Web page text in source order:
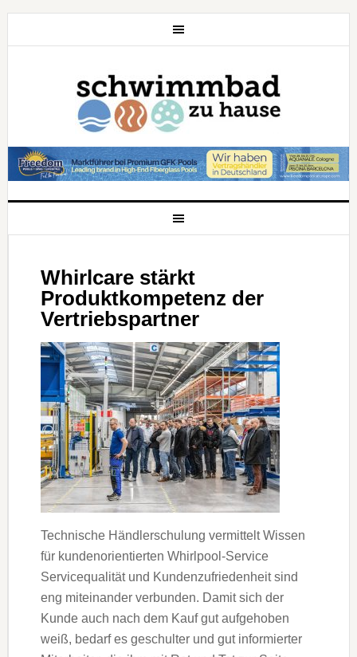
Whirlcare stärkt
Produktkompetenz der
Vertriebspartner
Technische Händlerschulung vermittelt Wissen
für kundenorientierten Whirlpool-Service
Servicequalität und Kundenzufriedenheit sind
eng miteinander verbunden. Damit sich der
Kunde auch nach dem Kauf gut aufgehoben
weiß, bedarf es geschulter und gut informierter